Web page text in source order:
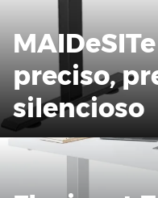
preciso,
silencioso